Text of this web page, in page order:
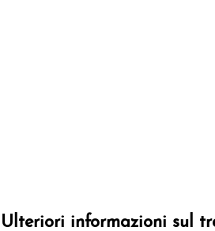
Ulteriori informazioni sul